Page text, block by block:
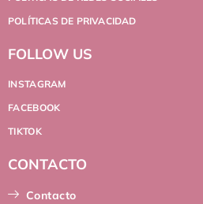
POLÍTICAS DE PRIVACIDAD
FOLLOW US
INSTAGRAM
FACEBOOK
TIKTOK
CONTACTO
Contacto